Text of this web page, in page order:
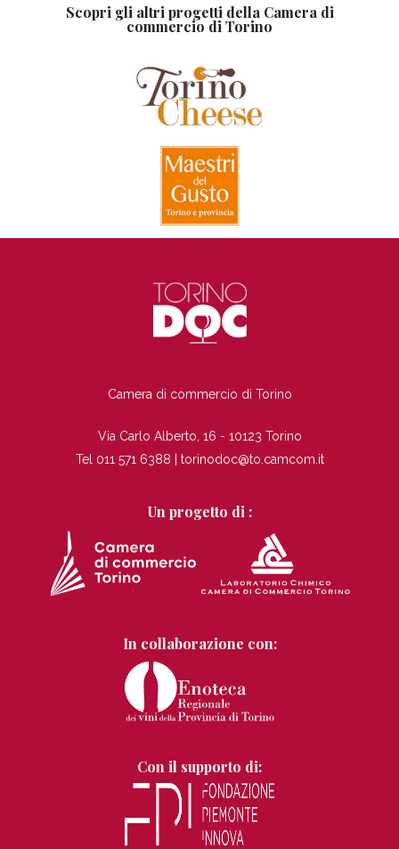
Scopri gli altri progetti della Camera di
commercio di Torino
Camera di commercio di Torino
Via Carlo Alberto, 16 - 10123 Torino
Tel 011 571 6388 | torinodoc@to.camcom.it
Un progetto di :
In collaborazione con:
Con il supporto di: